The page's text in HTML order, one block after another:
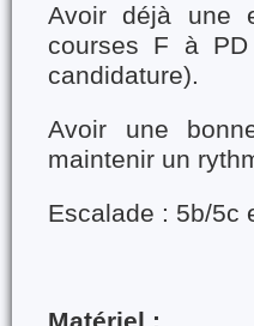
Avoir déjà une
courses F à
candidature).
Avoir une
maintenir un
Escalade : 5b/5c